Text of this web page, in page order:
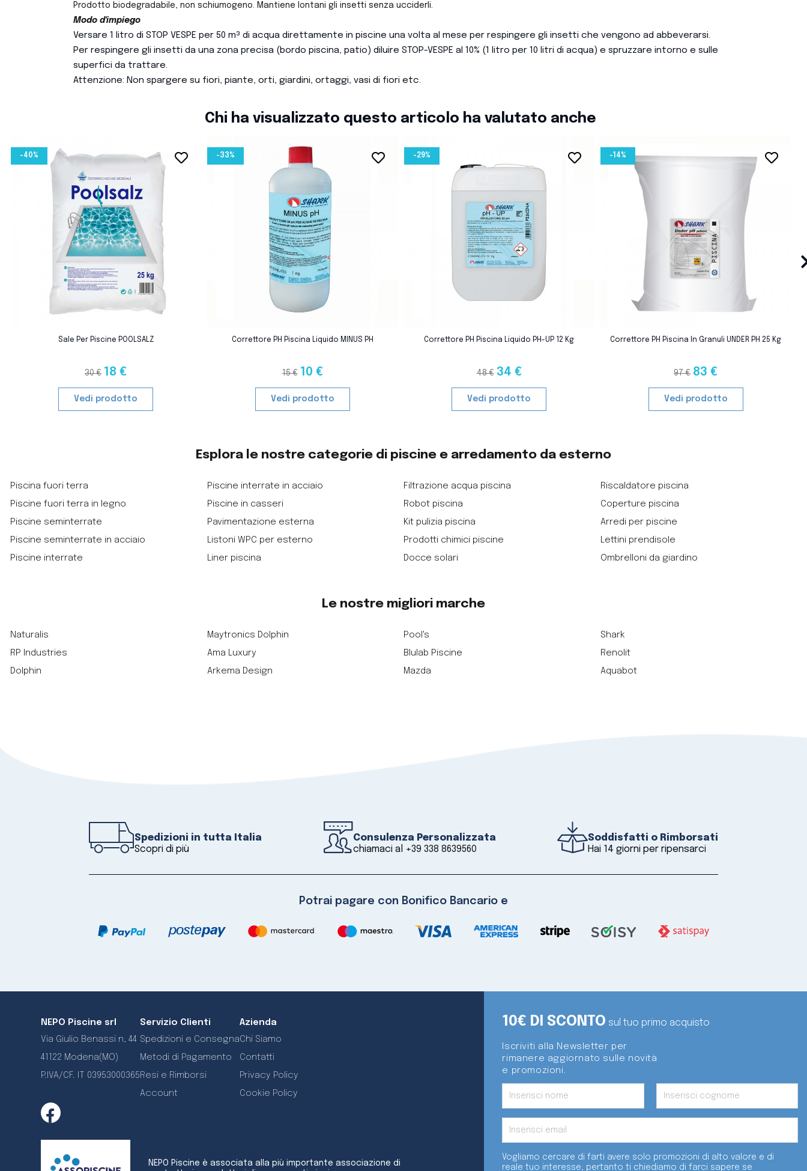
Prodotto biodegradabile, non schiumogeno. Mantiene lontani gli insetti senza ucciderli.
Modo d'impiego
Versare 1 litro di STOP VESPE per 50 m³ di acqua direttamente in piscine una volta al mese per respingere gli insetti che vengono ad abbeverarsi.
Per respingere gli insetti da una zona precisa (bordo piscina, patio) diluire STOP-VESPE al 10% (1 litro per 10 litri di acqua) e spruzzare intorno e sulle
superfici da trattare.
Attenzione: Non spargere su fiori, piante, orti, giardini, ortaggi, vasi di fiori etc.
Chi ha visualizzato questo articolo ha valutato anche
favorite_border
Sale Per Piscine POOLSALZ
30 € 18 €
-40%
Vedi prodotto
favorite_border
Correttore PH Piscina Liquido MINUS PH
15 € 10 €
-33%
Vedi prodotto
favorite_border
Correttore PH Piscina Liquido PH-UP 12 Kg
48 € 34 €
-29%
Vedi prodotto
favorite_border
Correttore PH Piscina In Granuli UNDER PH 25 Kg
97 € 83 €
-14%
Vedi prodotto
›
Esplora le nostre categorie di piscine e arredamento da esterno
Piscina fuori terra
Piscine fuori terra in legno
Piscine seminterrate
Piscine seminterrate in acciaio
Piscine interrate
Piscine interrate in acciaio
Piscine in casseri
Pavimentazione esterna
Listoni WPC per esterno
Liner piscina
Filtrazione acqua piscina
Robot piscina
Kit pulizia piscina
Prodotti chimici piscine
Docce solari
Riscaldatore piscina
Coperture piscina
Arredi per piscine
Lettini prendisole
Ombrelloni da giardino
Le nostre migliori marche
Naturalis
RP Industries
Dolphin
Maytronics Dolphin
Ama Luxury
Arkema Design
Pool's
Blulab Piscine
Mazda
Shark
Renolit
Aquabot
Spedizioni in tutta Italia
Scopri di più
Consulenza Personalizzata
chiamaci al +39 338 8639560
Soddisfatti o Rimborsati
Hai 14 giorni per ripensarci
Potrai pagare con Bonifico Bancario e
10€ DI SCONTO sul tuo primo acquisto
Iscriviti alla Newsletter per
rimanere aggiornato sulle novità
e promozioni.
Vogliamo cercare di farti avere solo promozioni di alto valore e di
reale tuo interesse, pertanto ti chiediamo di farci sapere se
NEPO Piscine srl
Via Giulio Benassi n, 44
41122 Modena(MO)
P.IVA/CF. IT 03953000365
Servizio Clienti
Spedizioni e Consegna
Metodi di Pagamento
Resi e Rimborsi
Account
Azienda
Chi Siamo
Contatti
Privacy Policy
Cookie Policy
NEPO Piscine è associata alla più importante associazione di